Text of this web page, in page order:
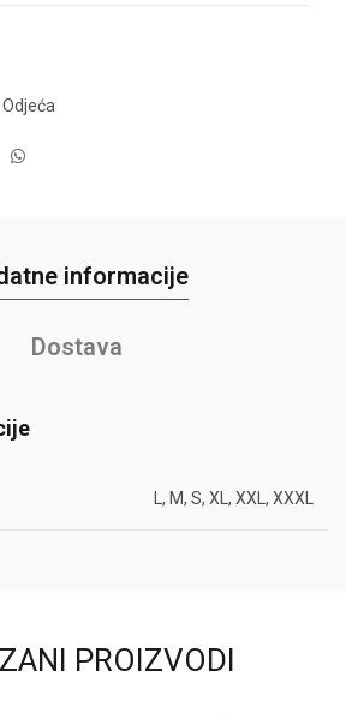
Odjeća
informacije
Dostava
L, M, S, XL, XXL, XXXL
PROIZVODI